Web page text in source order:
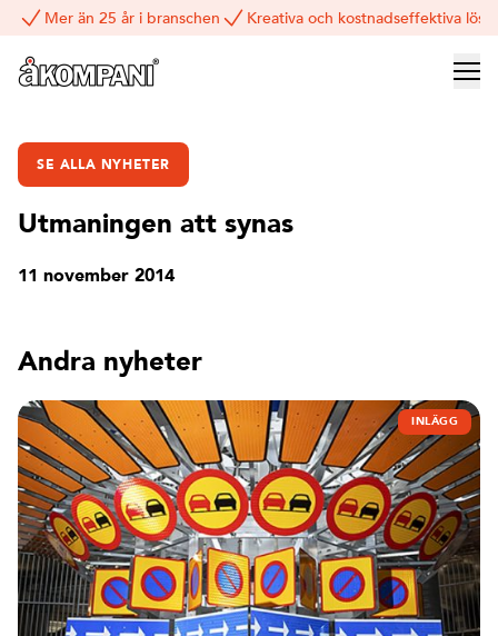
Mer än 25 år i branschen Kreativa och kostnadseffektiva
SE ALLA NYHETER
Utmaningen att synas
11 november 2014
Andra nyheter
INLÄGG